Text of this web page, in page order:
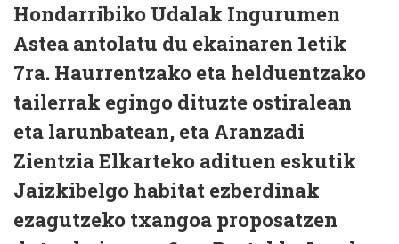
Hondarribiko Udalak Ingurumen
Astea antolatu du ekainaren 1etik
7ra. Haurrentzako eta helduentzako
tailerrak egingo dituzte ostiralean
eta larunbatean, eta Aranzadi
Zientzia Elkarteko adituen eskutik
Jaizkibelgo habitat ezberdinak
ezagutzeko txangoa proposatzen